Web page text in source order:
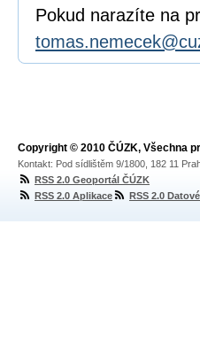
Pokud narazíte na
Copyright © 2010 ČÚZK, Všechna
Kontakt: Pod sídlištěm 9/1800, 182 11
RSS 2.0 Geoportál ČÚZK
RSS 2.0 Aplikace
RSS 2.0